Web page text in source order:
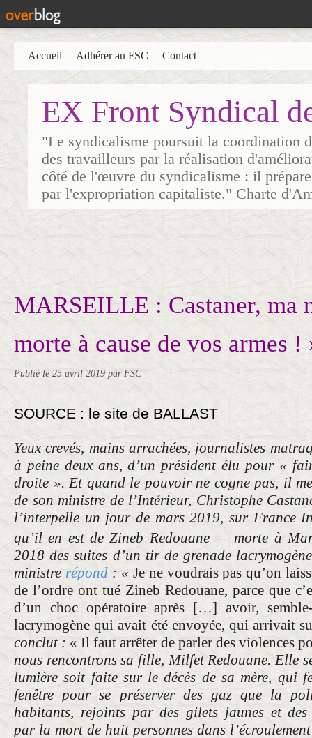
EX Front Syndical
"Le syndicalisme poursuit la coordination
des travailleurs par la réalisation
côté de l'œuvre du syndicalisme : il
par l'expropriation capitaliste." Charte
Accueil Adhérer au FSC Contact
MARSEILLE : Castaner, ma
morte à cause de vos armes !
Publié le 25 avril 2019 par FSC
SOURCE : le site de BALLAST
Yeux crevés, mains arrachées, journalistes
à peine deux ans, d’un président élu pour «
droite ». Et quand le pouvoir ne cogne pas, il
de son ministre de l’Intérieur, Christophe
l’interpelle un jour de mars 2019, sur France
qu’il en est de Zineb Redouane — morte à
2018 des suites d’un tir de grenade
ministre répond: « Je ne voudrais pas qu’on
de l’ordre ont tué Zineb Redouane, parce que
d’un choc opératoire après […] avoir,
lacrymogène qui avait été envoyée, qui arrivait
conclut : « Il faut arrêter de parler des violences
nous rencontrons sa fille, Milfet Redouane. Elle
lumière soit faite sur le décès de sa mère, qui
fenêtre pour se préserver des gaz que la
habitants, rejoints par des gilets jaunes et des
par la mort de huit personnes dans